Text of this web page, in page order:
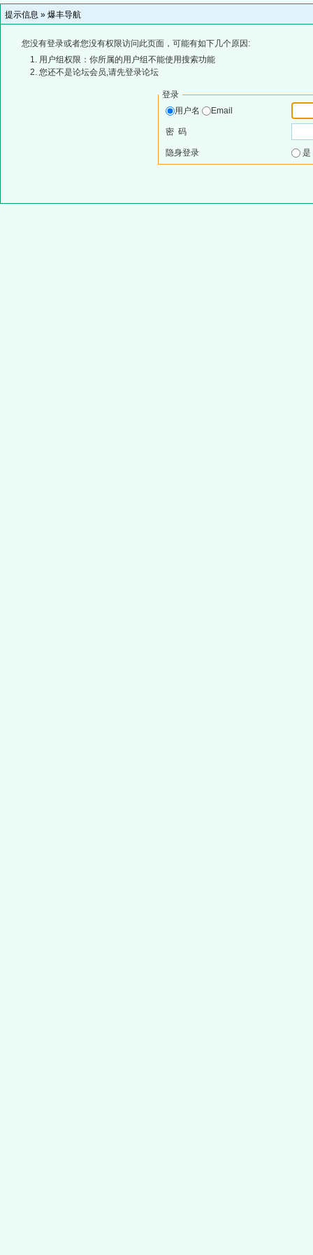
提示信息 » 爆丰导航
您没有登录或者您没有权限访问此页面，可能有如下几个原因:
用户组权限：你所属的用户组不能使用搜索功能
您还不是论坛会员,请先登录论坛
登录
用户名
Email
密 码
隐身登录